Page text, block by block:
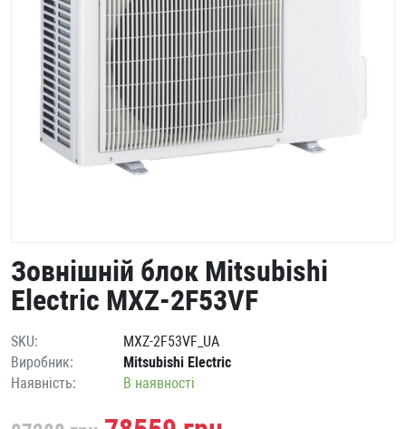
Зовнішній блок Mitsubishi
Electric MXZ-2F53VF
SKU:
MXZ-2F53VF_UA
Виробник:
Mitsubishi Electric
Наявність:
В наявності